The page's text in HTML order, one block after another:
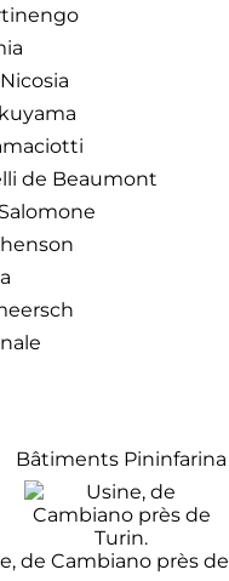
de Beaumont
Bâtiments Pininfarina
de Cambiano près de